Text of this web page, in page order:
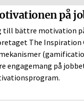
på
till bättre motivation
The Inspiration
engagemang på